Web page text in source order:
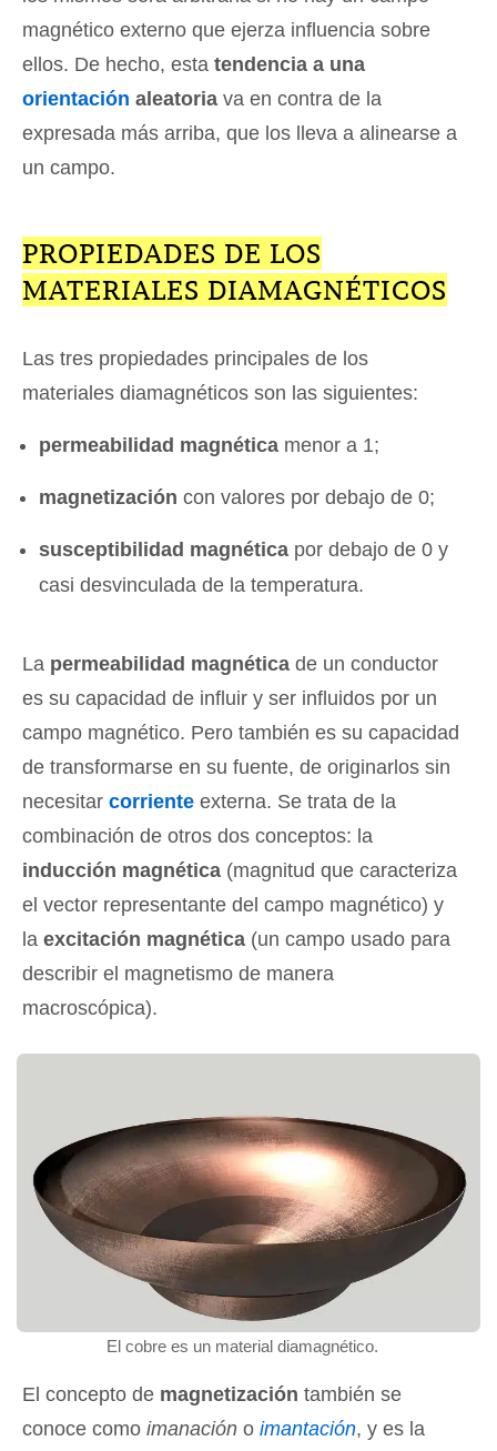
magnético externo que ejerza influencia sobre
ellos. De hecho, esta tendencia a una
orientación aleatoria va en contra de la
expresada más arriba, que los lleva a alinearse a
un campo.
PROPIEDADES DE LOS
MATERIALES DIAMAGNÉTICOS
Las tres propiedades principales de los
materiales diamagnéticos son las siguientes:
permeabilidad magnética menor a 1;
magnetización con valores por debajo de 0;
susceptibilidad magnética por debajo de 0 y
casi desvinculada de la temperatura.
La permeabilidad magnética de un conductor
es su capacidad de influir y ser influidos por un
campo magnético. Pero también es su capacidad
de transformarse en su fuente, de originarlos sin
necesitar corriente externa. Se trata de la
combinación de otros dos conceptos: la
inducción magnética (magnitud que caracteriza
el vector representante del campo magnético) y
la excitación magnética (un campo usado para
describir el magnetismo de manera
macroscópica).
El cobre es un material diamagnético.
El concepto de magnetización también se
conoce como imanación o imantación, y es la